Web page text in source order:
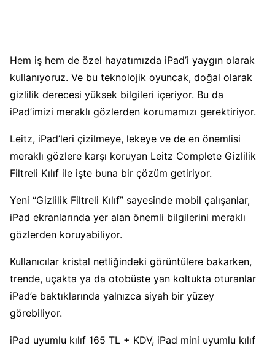
Hem iş hem de özel hayatımızda iPad’i yaygın olarak
kullanıyoruz. Ve bu teknolojik oyuncak, doğal olarak
gizlilik derecesi yüksek bilgileri içeriyor. Bu da
iPad’imizi meraklı gözlerden korumamızı gerektiriyor.
Leitz, iPad’leri çizilmeye, lekeye ve de en önemlisi
meraklı gözlere karşı koruyan Leitz Complete Gizlilik
Filtreli Kılıf ile işte buna bir çözüm getiriyor.
Yeni “Gizlilik Filtreli Kılıf” sayesinde mobil çalışanlar,
iPad ekranlarında yer alan önemli bilgilerini meraklı
gözlerden koruyabiliyor.
Kullanıcılar kristal netliğindeki görüntülere bakarken,
trende, uçakta ya da otobüste yan koltukta oturanlar
iPad’e baktıklarında yalnızca siyah bir yüzey
görebiliyor.
iPad uyumlu kılıf 165 TL + KDV, iPad mini uyumlu kılıf